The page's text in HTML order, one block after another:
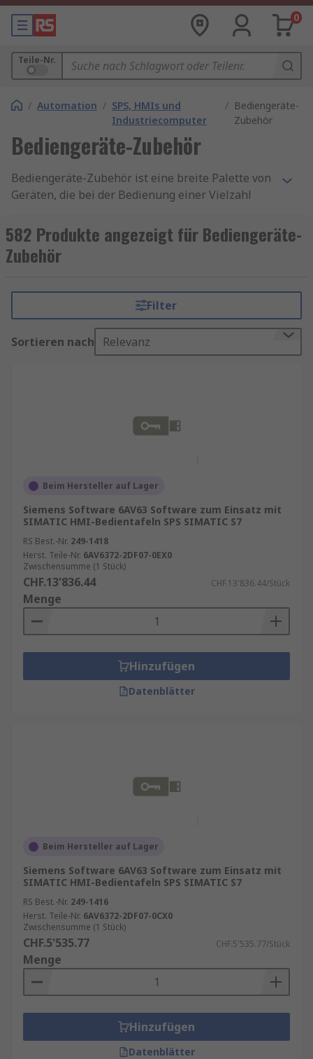
0
Teile-Nr.
/ Automation / SPS, HMIs und
Industriecomputer
/ Bediengeräte-
Zubehör
Bediengeräte-Zubehör
Bediengeräte-Zubehör ist eine breite Palette von
Geräten, die bei der Bedienung einer Vielzahl
kommen. HMI bedeutet "Mensch-Maschinen-
Schnittstelle" (human-machine interface) und
bezieht sich auf Gadgets, mit denen Sie das Beste
Bediengeräte-Zubehör umfasst alles von Kabel
Typen von Bediengeräte-Zubehör
kategorisiert ist. Diese Anwendungen umfassen
Verriegelung, Montage, Beleuchtung, Gehäuse
Elektronik, Personal Computing, Prisma- oder
werden Montagehalterungen zur Unterstützung
verschiedenen Ausführungen, Konfigurationen
und Montageoptionen erhältlich, um die
erforderliche HMI zu vervollständigen.
Wie man das richtige Bediengeräte-
Zubehör wählt
Das von Ihnen gewählte Bediengeräte-Zubehör
hängt von der Anwendung ab, für die Sie es
Gefahrenbereichszertifizierung und, falls für
582 Produkte angezeigt für Bediengeräte-
Zubehör
Filter
Sortieren nach Relevanz
Beim Hersteller auf Lager
Siemens Software 6AV63 Software zum Einsatz mit
SIMATIC HMI-Bedientafeln SPS SIMATIC S7
RS Best.-Nr. 249-1418
Herst. Teile-Nr. 6AV6372-2DF07-0EX0
Zwischensumme (1 Stück)
CHF.13'836.44 CHF.13'836.44/Stück
Menge
Hinzufügen
Datenblätter
Beim Hersteller auf Lager
Siemens Software 6AV63 Software zum Einsatz mit
SIMATIC HMI-Bedientafeln SPS SIMATIC S7
RS Best.-Nr. 249-1416
Herst. Teile-Nr. 6AV6372-2DF07-0CX0
Zwischensumme (1 Stück)
CHF.5'535.77 CHF.5'535.77/Stück
Menge
Hinzufügen
Datenblätter